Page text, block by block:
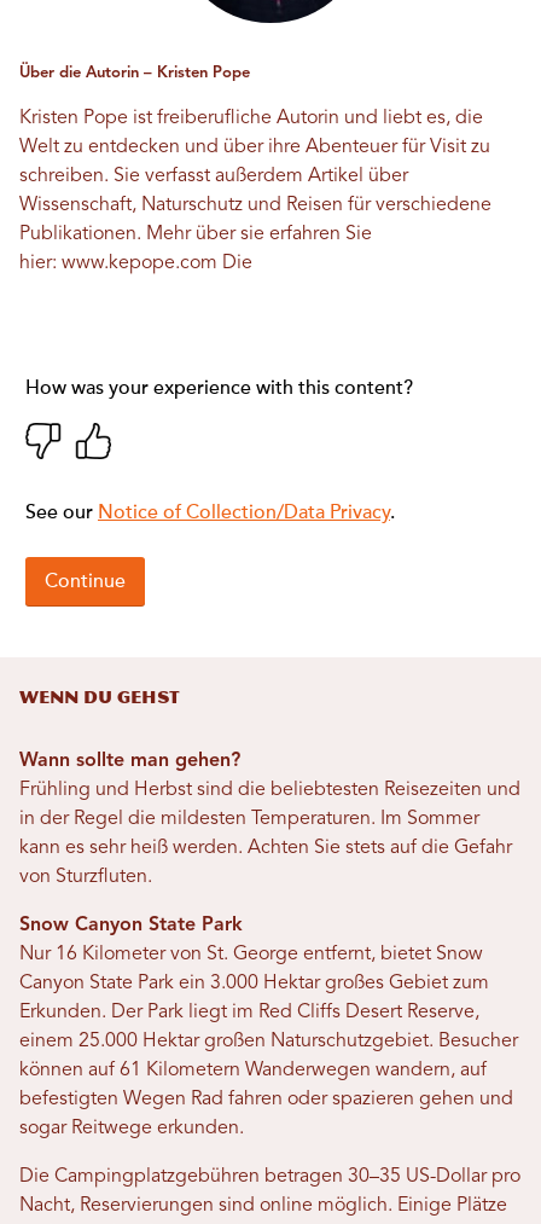
Über die Autorin – Kristen Pope
Kristen Pope ist freiberufliche Autorin und liebt es, die
Welt zu entdecken und über ihre Abenteuer für Visit zu
schreiben. Sie verfasst außerdem Artikel über
Wissenschaft, Naturschutz und Reisen für verschiedene
Publikationen. Mehr über sie erfahren Sie
hier: www.kepope.com Die
WENN DU GEHST
Wann sollte man gehen?
Frühling und Herbst sind die beliebtesten Reisezeiten und
in der Regel die mildesten Temperaturen. Im Sommer
kann es sehr heiß werden. Achten Sie stets auf die Gefahr
von Sturzfluten.
Snow Canyon State Park
Nur 16 Kilometer von St. George entfernt, bietet Snow
Canyon State Park ein 3.000 Hektar großes Gebiet zum
Erkunden. Der Park liegt im Red Cliffs Desert Reserve,
einem 25.000 Hektar großen Naturschutzgebiet. Besucher
können auf 61 Kilometern Wanderwegen wandern, auf
befestigten Wegen Rad fahren oder spazieren gehen und
sogar Reitwege erkunden.
Die Campingplatzgebühren betragen 30–35 US-Dollar pro
Nacht, Reservierungen sind online möglich. Einige Plätze